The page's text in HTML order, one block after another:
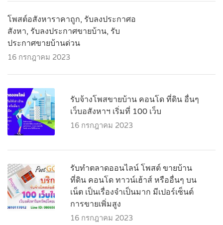
โพสต์อสังหาราคาถูก, รับลงประกาศอ
สังหา, รับลงประกาศขายบ้าน, รับ
ประกาศขายบ้านด่วน
16 กรกฎาคม 2023
รับจ้างโพสขายบ้าน คอนโด ที่ดิน อื่นๆ
เว็บอสังหาฯ เริ่มที่ 100 เว็บ
16 กรกฎาคม 2023
รับทำตลาดออนไลน์ โพสต์ ขายบ้าน
ที่ดิน คอนโด ทาวน์เฮ้าส์ หรืออื่นๆ บน
เน็ต เป็นเรื่องจำเป็นมาก มีเปอร์เซ็นต์
การขายเพิ่มสูง
16 กรกฎาคม 2023